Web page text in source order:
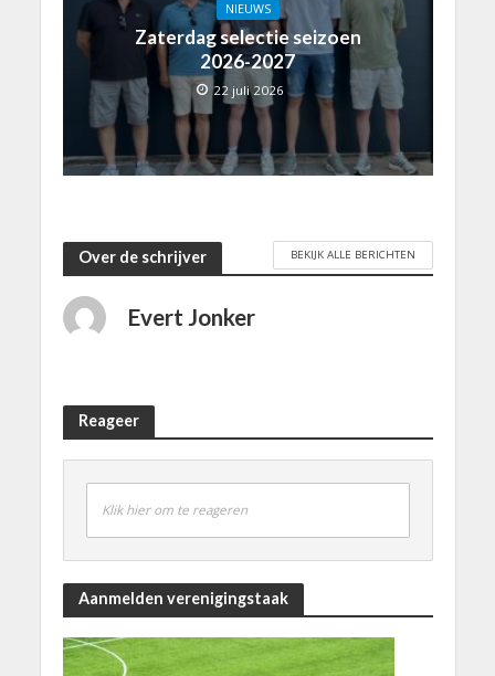
NIEUWS
Zaterdag selectie seizoen
2026-2027
22 juli 2026
Over de schrijver BEKIJK ALLE BERICHTEN
Evert Jonker
Reageer
Klik hier om te reageren
Aanmelden verenigingstaak